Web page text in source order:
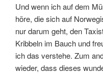
Und wenn ich auf dem
höre, die sich auf
nur darum geht, den
Kribbeln im Bauch und
ich das verstehe. Zum
wieder, dass dieses